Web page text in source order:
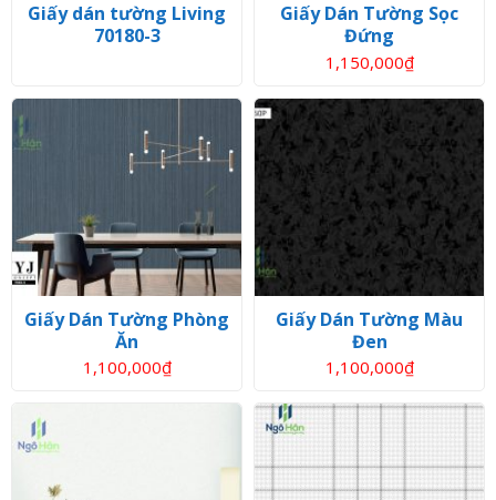
Giấy dán tường Living
70180-3
Giấy Dán Tường Sọc
Đứng
1,150,000₫
Giấy Dán Tường Phòng
Ăn
1,100,000₫
Giấy Dán Tường Màu
Đen
1,100,000₫